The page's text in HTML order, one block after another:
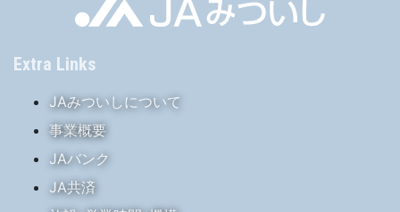
Extra Links
JAみついしについて
事業概要
JAバンク
JA共済